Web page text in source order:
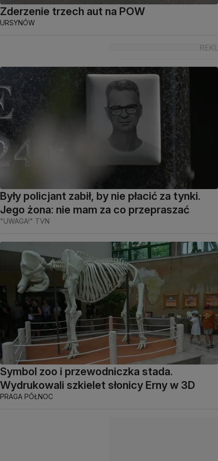
Zderzenie trzech aut na POW
URSYNÓW
Były policjant zabił, by nie płacić za tynki.
Jego żona: nie mam za co przepraszać
"UWAGA!" TVN
Symbol zoo i przewodniczka stada.
Wydrukowali szkielet słonicy Erny w 3D
PRAGA PÓŁNOC